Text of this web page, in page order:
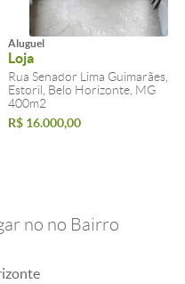
Aluguel
Loja
Rua Senador Lima Guimarães,
Estoril, Belo Horizonte, MG
400m2
R$ 16.000,00
no no Bairro